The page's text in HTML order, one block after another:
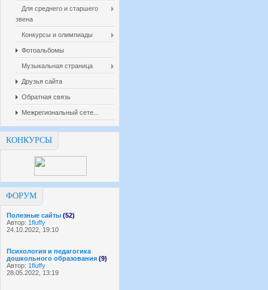
Для среднего и старшего
звена
Конкурсы и олимпиады
Фотоальбомы
Музыкальная страница
Друзья сайта
Обратная связь
Межрегиональный сете...
КОНКУРСЫ
ФОРУМ
Полезные сайты (52)
Автор: 1fluffy
24.10.2022, 19:10
Психология и педагогика
дошкольного образования (9)
Автор: 1fluffy
28.05.2022, 13:19